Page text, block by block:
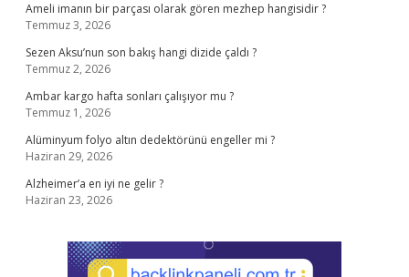
Ameli imanın bir parçası olarak gören mezhep hangisidir ?
Temmuz 3, 2026
Sezen Aksu’nun son bakış hangi dizide çaldı ?
Temmuz 2, 2026
Ambar kargo hafta sonları çalışıyor mu ?
Temmuz 1, 2026
Alüminyum folyo altın dedektörünü engeller mi ?
Haziran 29, 2026
Alzheimer’a en iyi ne gelir ?
Haziran 23, 2026